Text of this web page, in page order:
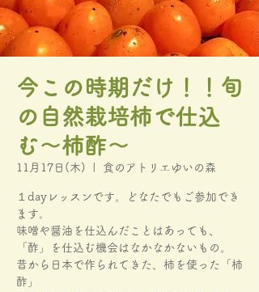
今この時期だけ！！旬
の自然栽培柿で仕込
む〜柿酢〜
11月17日(木) 食のアトリエゆいの森
１dayレッスンです。どなたでもご参加でき
ます。
味噌や醤油を仕込んだことはあっても、
「酢」を仕込む機会はなかなかないもの。
昔から日本で作られてきた、柿を使った「柿
酢」